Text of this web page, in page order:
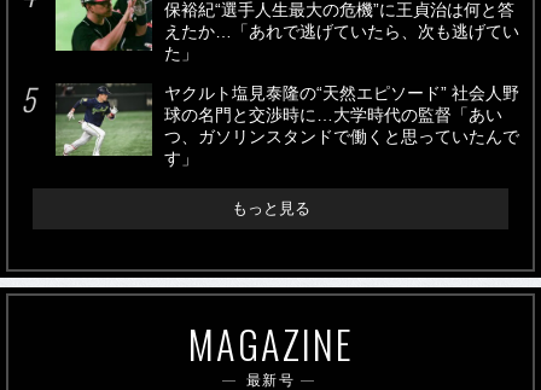
保裕紀“選手人生最大の危機”に王貞治は何と答
えたか…「あれで逃げていたら、次も逃げてい
た」
ヤクルト塩見泰隆の“天然エピソード” 社会人野
球の名門と交渉時に…大学時代の監督「あい
つ、ガソリンスタンドで働くと思っていたんで
す」
もっと見る
MAGAZINE
最新号